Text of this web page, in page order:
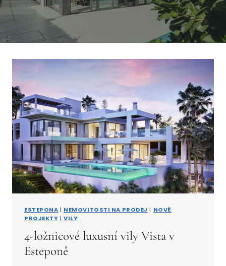
ESTEPONA | NEMOVITOSTI NA PRODEJ | NOVÉ
PROJEKTY |VILY
4-ložnicové luxusní vily Vista v
Esteponě